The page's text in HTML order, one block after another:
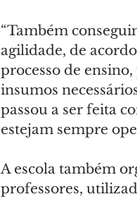
“Também
agilidade, de
processo de
insumos
passou a ser feita
estejam sempre
A escola também
professores,